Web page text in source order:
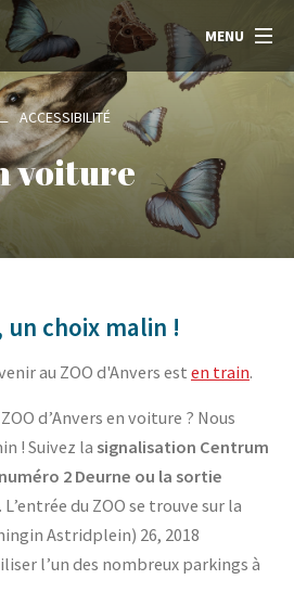
MENU
ACCESSIBILITÉ
voiture
un choix malin !
au ZOO d'Anvers est en train.
d’Anvers en voiture ? Nous
! Suivez la signalisation Centrum
2 Deurne ou la sortie
. L’entrée du ZOO se trouve sur la
Astridplein) 26, 2018
l’un des nombreux parkings à